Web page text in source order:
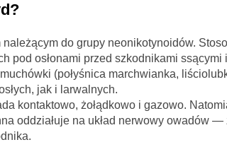
do grupy neonikotynoidów.
pod osłonami przed szkodnikami
(połyśnica marchwianka,
jak i larwalnych.
kontaktowo, żołądkowo i gazowo.
oddziałuje na układ nerwowy owadów